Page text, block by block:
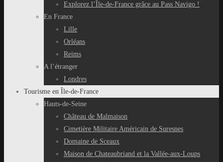
Explorez l’Île-de-France grâce au Pass Navigo !
En France
Lille
Orléans
Reims
A l’étranger
Londres
Tourisme en Île-de-France
Hauts-de-Seine
Château de Malmaison
Cimetière Militaire Américain de Suresnes
Domaine de Sceaux
Maison de Chateaubriand et la Vallée-aux-Loups